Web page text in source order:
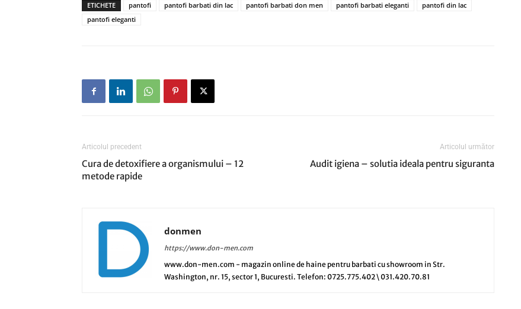
ETICHETE pantofi pantofi barbati din lac pantofi barbati don men pantofi barbati eleganti
pantofi din lac
pantofi eleganti
Articolul precedent
Cura de detoxifiere a organismului – 12
metode rapide
Articolul următor
Audit igiena – solutia ideala pentru siguranta
donmen
https://www.don-men.com
www.don-men.com - magazin online de haine pentru barbati cu showroom in Str.
Washington, nr. 15, sector 1, Bucuresti. Telefon: 0725.775.402 \ 031.420.70.81